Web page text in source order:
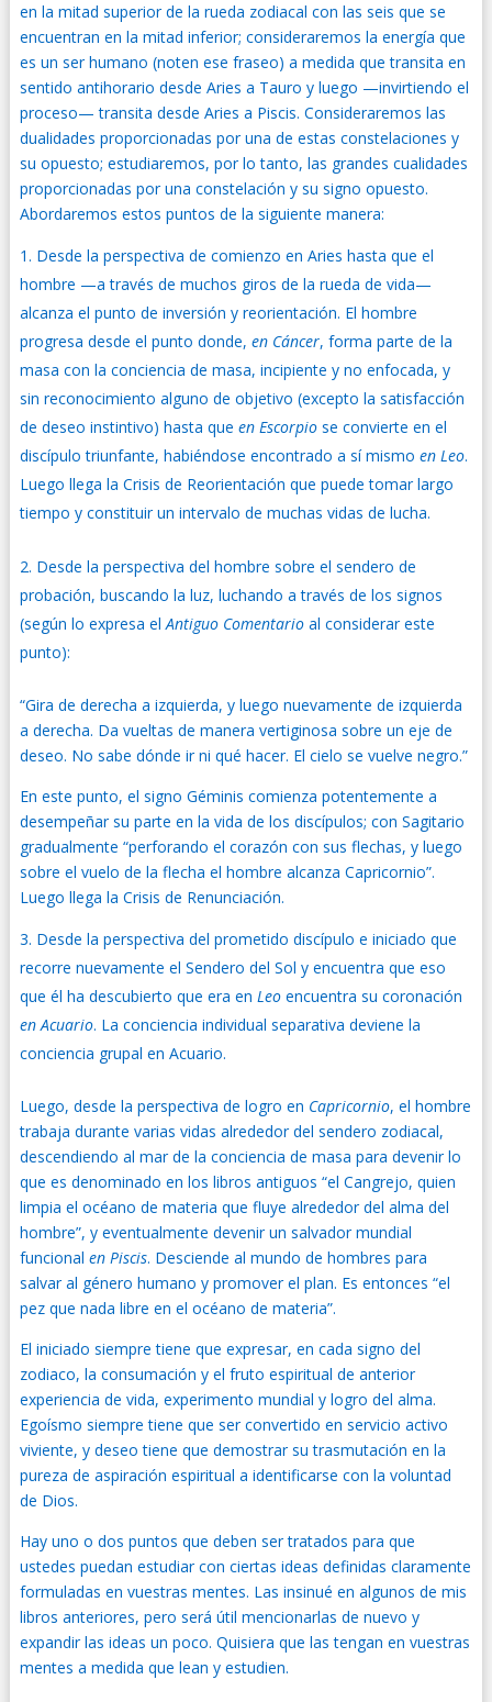
en la mitad superior de la rueda zodiacal con las seis que se
encuentran en la mitad inferior; consideraremos la energía que
es un ser humano (noten ese fraseo) a medida que transita en
sentido antihorario desde Aries a Tauro y luego —invirtiendo el
proceso— transita desde Aries a Piscis. Consideraremos las
dualidades proporcionadas por una de estas constelaciones y
su opuesto; estudiaremos, por lo tanto, las grandes cualidades
proporcionadas por una constelación y su signo opuesto.
Abordaremos estos puntos de la siguiente manera:
Desde la perspectiva de comienzo en Aries hasta que el
hombre —a través de muchos giros de la rueda de vida—
alcanza el punto de inversión y reorientación. El hombre
progresa desde el punto donde, en Cáncer, forma parte de la
masa con la conciencia de masa, incipiente y no enfocada, y
sin reconocimiento alguno de objetivo (excepto la satisfacción
de deseo instintivo) hasta que en Escorpiose convierte en el
discípulo triunfante, habiéndose encontrado a sí mismo en Leo.
Luego llega la Crisis de Reorientación que puede tomar largo
tiempo y constituir un intervalo de muchas vidas de lucha.
Desde la perspectiva del hombre sobre el sendero de
probación, buscando la luz, luchando a través de los signos
(según lo expresa el Antiguo Comentarioal considerar este
punto):
“Gira de derecha a izquierda, y luego nuevamente de izquierda
a derecha. Da vueltas de manera vertiginosa sobre un eje de
deseo. No sabe dónde ir ni qué hacer. El cielo se vuelve negro.”
En este punto, el signo Géminis comienza potentemente a
desempeñar su parte en la vida de los discípulos; con Sagitario
gradualmente “perforando el corazón con sus flechas, y luego
sobre el vuelo de la flecha el hombre alcanza Capricornio”.
Luego llega la Crisis de Renunciación.
Desde la perspectiva del prometido discípulo e iniciado que
recorre nuevamente el Sendero del Sol y encuentra que eso
que él ha descubierto que era en Leoencuentra su coronación
en Acuario. La conciencia individual separativa deviene la
conciencia grupal en Acuario.
Luego, desde la perspectiva de logro en Capricornio, el hombre
trabaja durante varias vidas alrededor del sendero zodiacal,
descendiendo al mar de la conciencia de masa para devenir lo
que es denominado en los libros antiguos “el Cangrejo, quien
limpia el océano de materia que fluye alrededor del alma del
hombre”, y eventualmente devenir un salvador mundial
funcional en Piscis. Desciende al mundo de hombres para
salvar al género humano y promover el plan. Es entonces “el
pez que nada libre en el océano de materia”.
El iniciado siempre tiene que expresar, en cada signo del
zodiaco, la consumación y el fruto espiritual de anterior
experiencia de vida, experimento mundial y logro del alma.
Egoísmo siempre tiene que ser convertido en servicio activo
viviente, y deseo tiene que demostrar su trasmutación en la
pureza de aspiración espiritual a identificarse con la voluntad
de Dios.
Hay uno o dos puntos que deben ser tratados para que
ustedes puedan estudiar con ciertas ideas definidas claramente
formuladas en vuestras mentes. Las insinué en algunos de mis
libros anteriores, pero será útil mencionarlas de nuevo y
expandir las ideas un poco. Quisiera que las tengan en vuestras
mentes a medida que lean y estudien.